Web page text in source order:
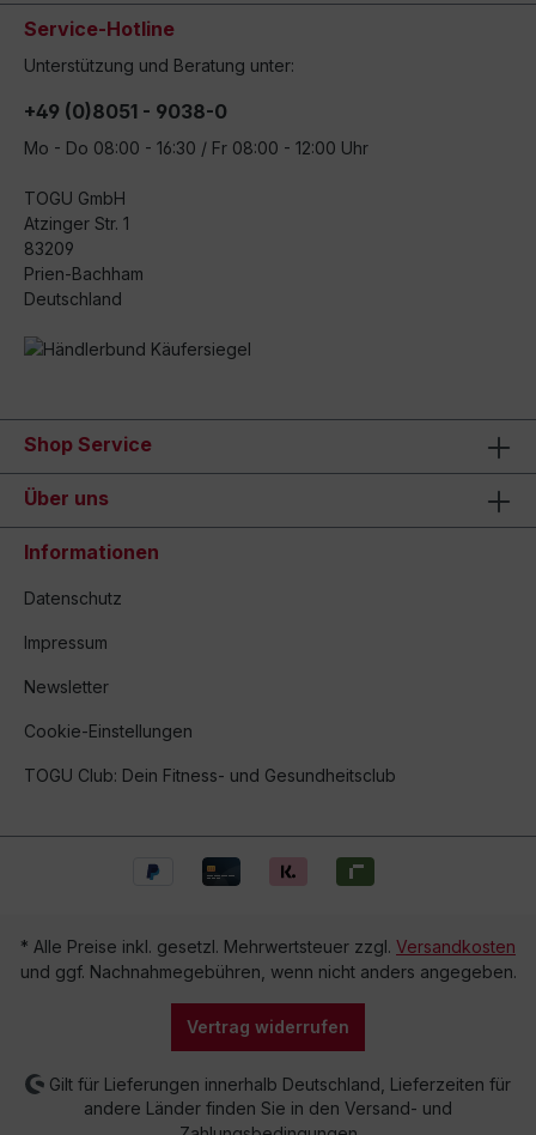
Service-Hotline
Unterstützung und Beratung unter:
+49 (0)8051 - 9038-0
Mo - Do 08:00 - 16:30 / Fr 08:00 - 12:00 Uhr
TOGU GmbH
Atzinger Str. 1
83209
Prien-Bachham
Deutschland
Shop Service
Über uns
Informationen
Datenschutz
Impressum
Newsletter
Cookie-Einstellungen
TOGU Club: Dein Fitness- und Gesundheitsclub
* Alle Preise inkl. gesetzl. Mehrwertsteuer zzgl. Versandkosten
und ggf. Nachnahmegebühren, wenn nicht anders angegeben.
Vertrag widerrufen
Gilt für Lieferungen innerhalb Deutschland, Lieferzeiten für
andere Länder finden Sie in den Versand- und